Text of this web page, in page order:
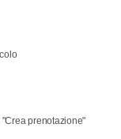
prenotazione"